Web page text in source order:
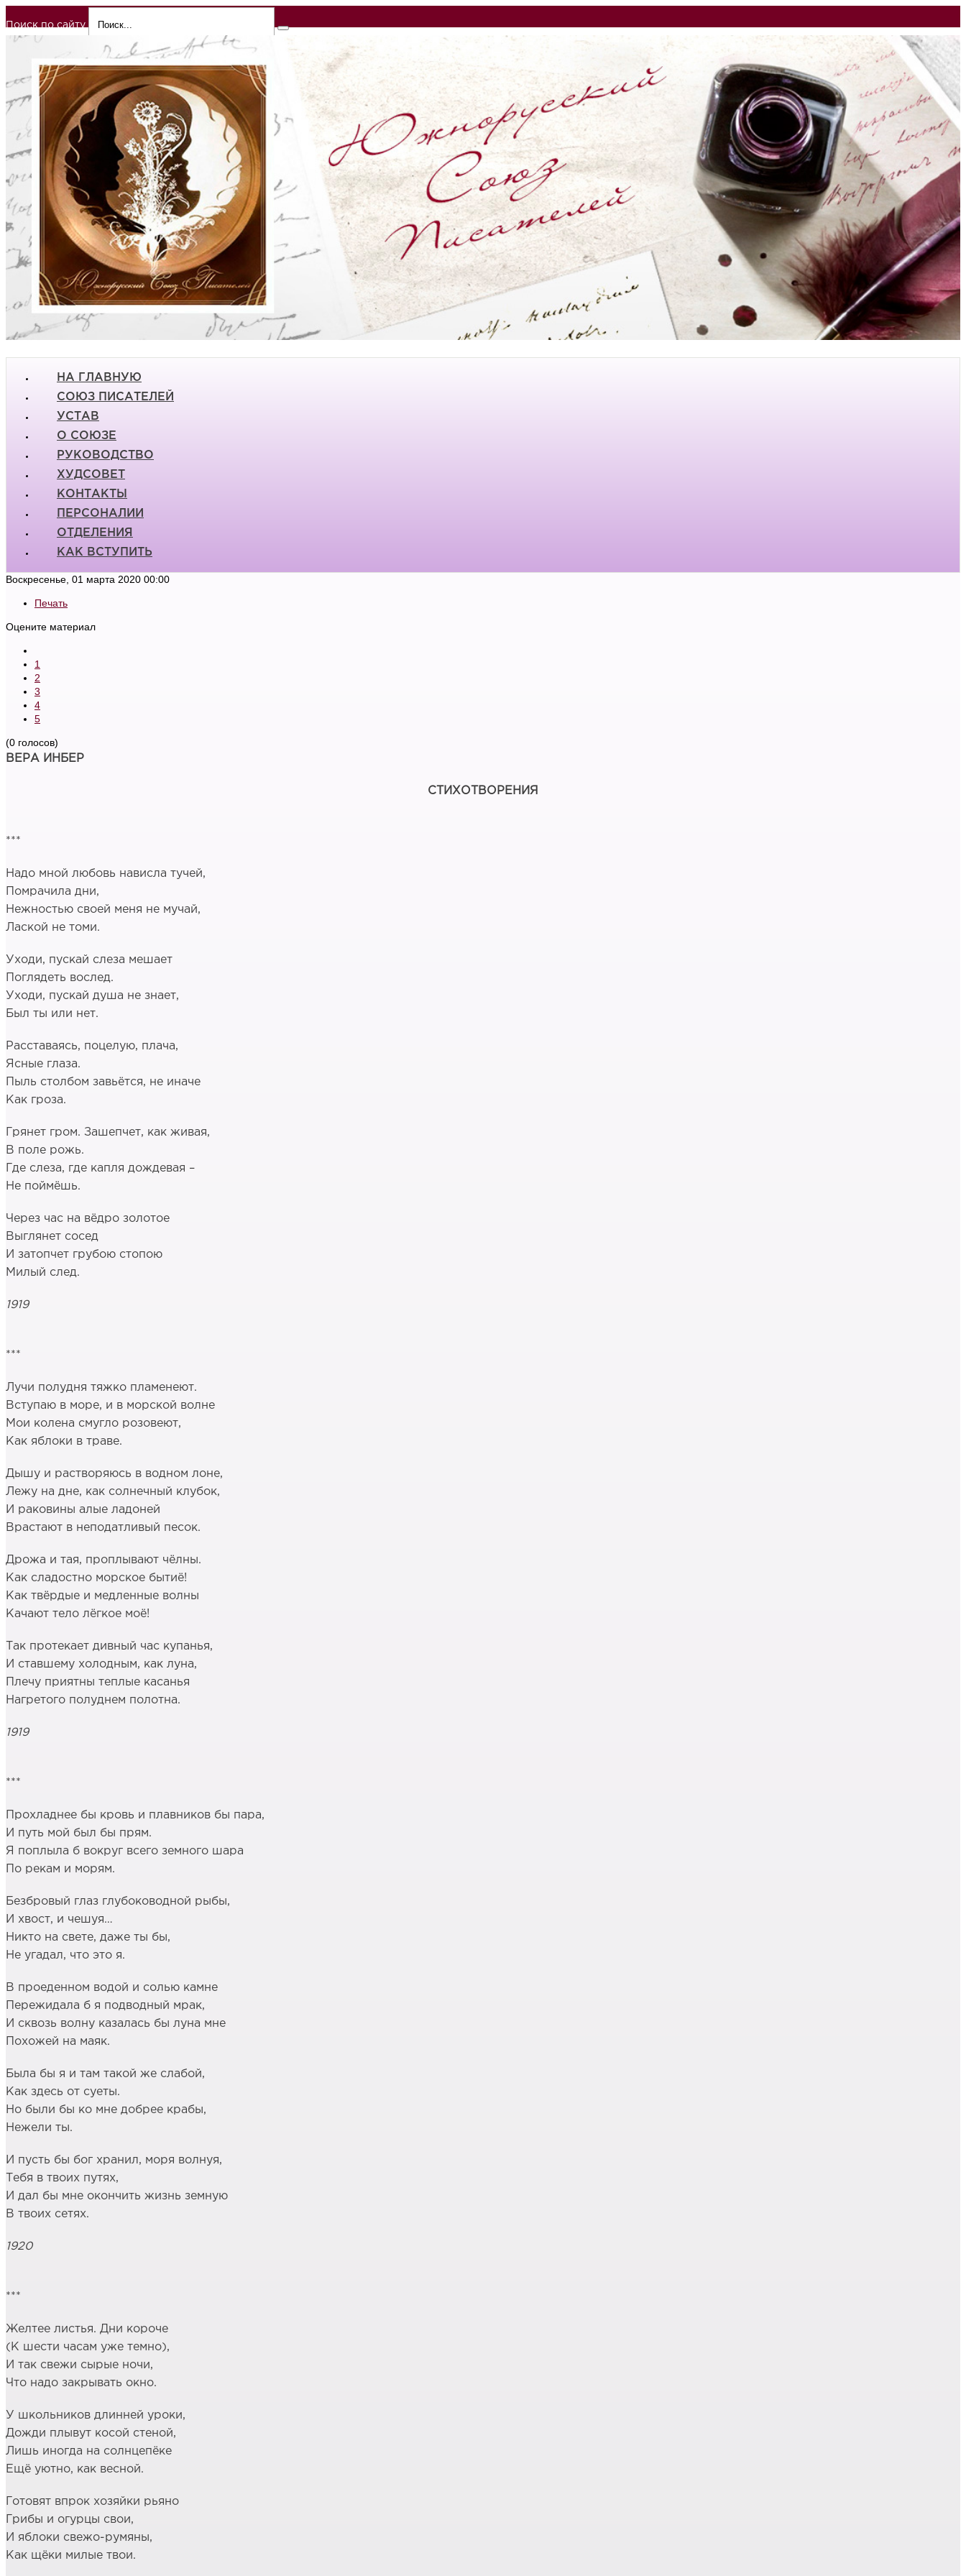
Поиск по сайту
НА ГЛАВНУЮ
СОЮЗ ПИСАТЕЛЕЙ
УСТАВ
О СОЮЗЕ
РУКОВОДСТВО
ХУДСОВЕТ
КОНТАКТЫ
ПЕРСОНАЛИИ
ОТДЕЛЕНИЯ
КАК ВСТУПИТЬ
Воскресенье, 01 марта 2020 00:00
Печать
Оцените материал
1
2
3
4
5
(0 голосов)
ВЕРА ИНБЕР
СТИХОТВОРЕНИЯ
***
Надо мной любовь нависла тучей,
Помрачила дни,
Нежностью своей меня не мучай,
Лаской не томи.
Уходи, пускай слеза мешает
Поглядеть вослед.
Уходи, пускай душа не знает,
Был ты или нет.
Расставаясь, поцелую, плача,
Ясные глаза.
Пыль столбом завьётся, не иначе
Как гроза.
Грянет гром. Зашепчет, как живая,
В поле рожь.
Где слеза, где капля дождевая –
Не поймёшь.
Через час на вёдро золотое
Выглянет сосед
И затопчет грубою стопою
Милый след.
1919
***
Лучи полудня тяжко пламенеют.
Вступаю в море, и в морской волне
Мои колена смугло розовеют,
Как яблоки в траве.
Дышу и растворяюсь в водном лоне,
Лежу на дне, как солнечный клубок,
И раковины алые ладоней
Врастают в неподатливый песок.
Дрожа и тая, проплывают чёлны.
Как сладостно морское бытиё!
Как твёрдые и медленные волны
Качают тело лёгкое моё!
Так протекает дивный час купанья,
И ставшему холодным, как луна,
Плечу приятны теплые касанья
Нагретого полуднем полотна.
1919
***
Прохладнее бы кровь и плавников бы пара,
И путь мой был бы прям.
Я поплыла б вокруг всего земного шара
По рекам и морям.
Безбровый глаз глубоководной рыбы,
И хвост, и чешуя…
Никто на свете, даже ты бы,
Не угадал, что это я.
В проеденном водой и солью камне
Пережидала б я подводный мрак,
И сквозь волну казалась бы луна мне
Похожей на маяк.
Была бы я и там такой же слабой,
Как здесь от суеты.
Но были бы ко мне добрее крабы,
Нежели ты.
И пусть бы бог хранил, моря волнуя,
Тебя в твоих путях,
И дал бы мне окончить жизнь земную
В твоих сетях.
1920
***
Желтее листья. Дни короче
(К шести часам уже темно),
И так свежи сырые ночи,
Что надо закрывать окно.
У школьников длинней уроки,
Дожди плывут косой стеной,
Лишь иногда на солнцепёке
Ещё уютно, как весной.
Готовят впрок хозяйки рьяно
Грибы и огурцы свои,
И яблоки свежо-румяны,
Как щёки милые твои.